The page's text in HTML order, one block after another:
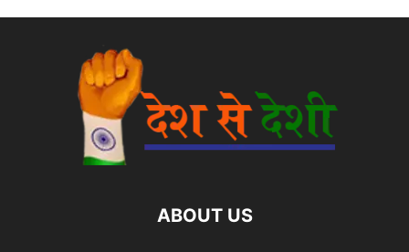
ABOUT US